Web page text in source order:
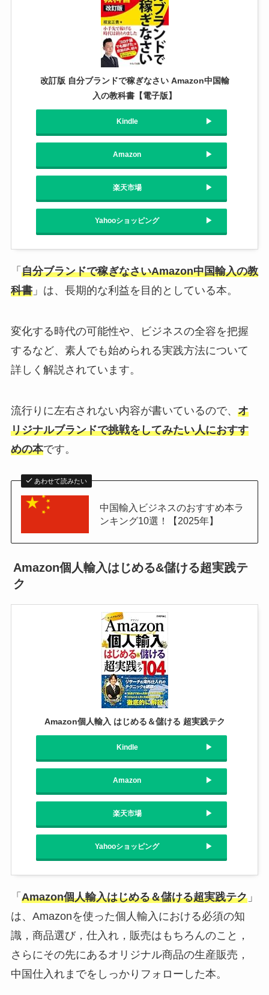
改訂版 自分ブランドで稼ぎなさい Amazon中国輸
入の教科書【電子版】
Kindle
Amazon
楽天市場
Yahooショッピング
「 自分ブランドで稼ぎなさいAmazon中国輸入の教
科書」は、長期的な利益を目的としている本。
変化する時代の可能性や、ビジネスの全容を把握
するなど、素人でも始められる実践方法について
詳しく解説されています。
流行りに左右されない内容が書いているので、 オ
リジナルブランドで挑戦をしてみたい人におすす
めの本です。
あわせて読みたい
中国輸入ビジネスのおすすめ本ラ
ンキング10選！【2025年】
Amazon個人輸入はじめる&儲ける超実践テ
ク
Amazon個人輸入 はじめる＆儲ける 超実践テク
Kindle
Amazon
楽天市場
Yahooショッピング
「 Amazon個人輸入はじめる＆儲ける超実践テク」
は、Amazonを使った個人輸入における必須の知
識，商品選び，仕入れ，販売はもちろんのこと，
さらにその先にあるオリジナル商品の生産販売，
中国仕入れまでをしっかりフォローした本。